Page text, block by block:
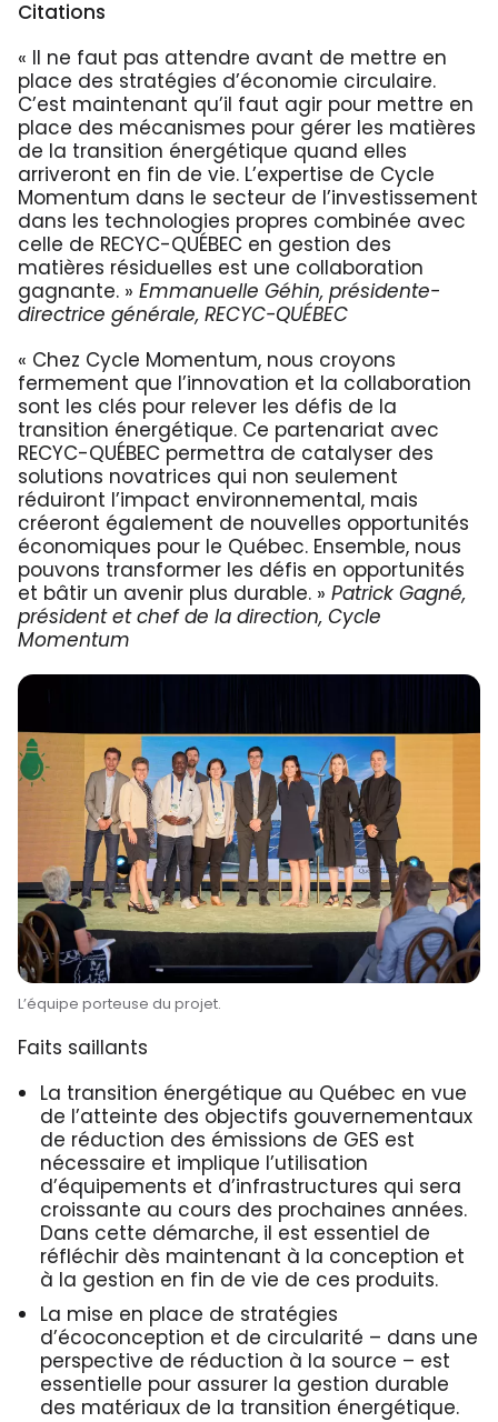
Citations
« Il ne faut pas attendre avant de mettre en
place des stratégies d’économie circulaire.
C’est maintenant qu’il faut agir pour mettre en
place des mécanismes pour gérer les matières
de la transition énergétique quand elles
arriveront en fin de vie. L’expertise de Cycle
Momentum dans le secteur de l’investissement
dans les technologies propres combinée avec
celle de RECYC-QUÉBEC en gestion des
matières résiduelles est une collaboration
gagnante. » Emmanuelle Géhin, présidente-
directrice générale, RECYC-QUÉBEC
« Chez Cycle Momentum, nous croyons
fermement que l’innovation et la collaboration
sont les clés pour relever les défis de la
transition énergétique. Ce partenariat avec
RECYC-QUÉBEC permettra de catalyser des
solutions novatrices qui non seulement
réduiront l’impact environnemental, mais
créeront également de nouvelles opportunités
économiques pour le Québec. Ensemble, nous
pouvons transformer les défis en opportunités
et bâtir un avenir plus durable. » Patrick Gagné,
président et chef de la direction, Cycle
Momentum
L’équipe porteuse du projet.
Faits saillants
La transition énergétique au Québec en vue
de l’atteinte des objectifs gouvernementaux
de réduction des émissions de GES est
nécessaire et implique l’utilisation
d’équipements et d’infrastructures qui sera
croissante au cours des prochaines années.
Dans cette démarche, il est essentiel de
réfléchir dès maintenant à la conception et
à la gestion en fin de vie de ces produits.
La mise en place de stratégies
d’écoconception et de circularité – dans une
perspective de réduction à la source – est
essentielle pour assurer la gestion durable
des matériaux de la transition énergétique.